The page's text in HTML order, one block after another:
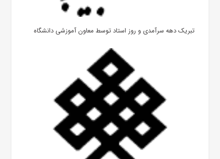
تبریک دهه سرآمدی و روز استاد توسط معاون آموزشی دانشگاه